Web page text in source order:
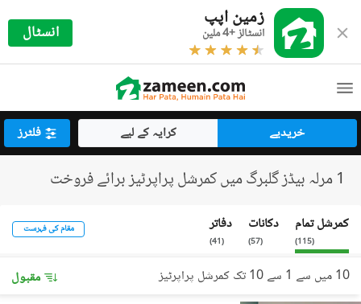
زمین اپپ
انسٹالز +4 ملین انسٹال
خریدیے کرایہ کے لیے فلٹرز
1 مرلہ بیڈز گلبرگ میں کمرشل پراپرٹیز برائے فروخت
کمرشل تمام
(
115
)
دکانات
(
57
)
دفاتر
(
41
)
مقام کی فہرست
10 میں سے 1 سے 10 تک کمرشل پراپرٹیز مقبول